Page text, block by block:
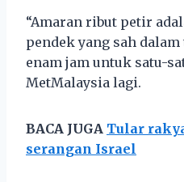
“Amaran ribut petir
pendek yang sah
enam jam untuk satu-
MetMalaysia lagi.
BACA JUGA Tular
serangan Israel